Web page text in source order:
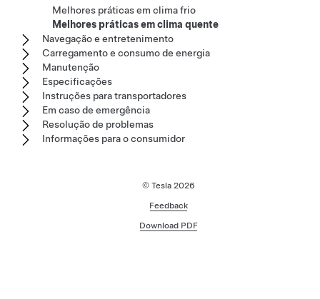
Melhores práticas em clima frio
Melhores práticas em clima quente
Navegação e entretenimento
Carregamento e consumo de energia
Manutenção
Especificações
Instruções para transportadores
Em caso de emergência
Resolução de problemas
Informações para o consumidor
© Tesla 2026
Feedback
Download PDF